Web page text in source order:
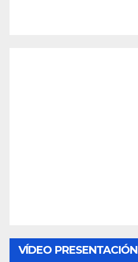
VÍDEO PRESENTACIÓN